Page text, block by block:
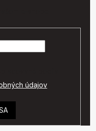
údajov.